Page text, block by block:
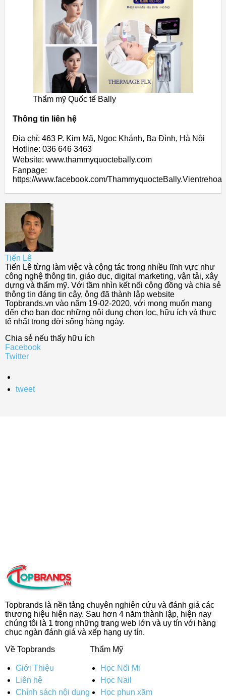
Thẩm mỹ Quốc tế Bally
Thông tin liên hệ
Địa chỉ: 463 P. Kim Mã, Ngọc Khánh, Ba Đình, Hà Nội
Hotline: 036 646 3463
Website: www.thammyquoctebally.com
Fanpage:
https://www.facebook.com/ThammyquocteBally.Vientrehoa
Tiến Lê
Tiến Lê từng làm việc và cộng tác trong nhiều lĩnh vực như
công nghệ thông tin, giáo dục, digital marketing, vận tải, xây
dựng và thẩm mỹ. Với tầm nhìn kết nối cộng đồng và chia sẻ
thông tin đáng tin cậy, ông đã thành lập website
Topbrands.vn vào năm 19-02-2020, với mong muốn mang
đến cho bạn đọc những nội dung chọn lọc, hữu ích và thực
tế nhất trong đời sống hàng ngày.
Chia sẻ nếu thấy hữu ích
Facebook
Twitter
tweet
Topbrands là nền tảng chuyên nghiên cứu và đánh giá các
thương hiệu hiện nay. Sau hơn 4 năm thành lập, hiện nay
chúng tôi là 1 trong những trang web lớn và uy tín với hàng
chục ngàn đánh giá và xếp hạng uy tín.
Về Topbrands
Giới Thiệu
Liên hệ
Chính sách nội dung
Thẩm Mỹ
Học Nối Mi
Học Nail
Học phun xăm